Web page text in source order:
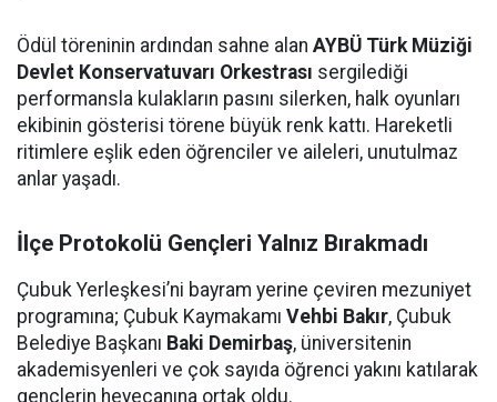
Ödül töreninin ardından sahne alan AYBÜ Türk Müziği
Devlet Konservatuvarı Orkestrası sergilediği
performansla kulakların pasını silerken, halk oyunları
ekibinin gösterisi törene büyük renk kattı. Hareketli
ritimlere eşlik eden öğrenciler ve aileleri, unutulmaz
anlar yaşadı.
İlçe Protokolü Gençleri Yalnız Bırakmadı
Çubuk Yerleşkesi’ni bayram yerine çeviren mezuniyet
programına; Çubuk Kaymakamı Vehbi Bakır, Çubuk
Belediye Başkanı Baki Demirbaş, üniversitenin
akademisyenleri ve çok sayıda öğrenci yakını katılarak
gençlerin heyecanına ortak oldu.